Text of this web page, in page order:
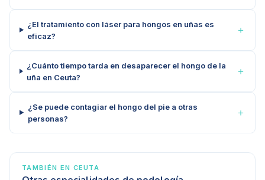
¿El tratamiento con láser para hongos en uñas es
eficaz?
＋
¿Cuánto tiempo tarda en desaparecer el hongo de la
uña en Ceuta?
＋
¿Se puede contagiar el hongo del pie a otras
personas?
＋
TAMBIÉN EN CEUTA